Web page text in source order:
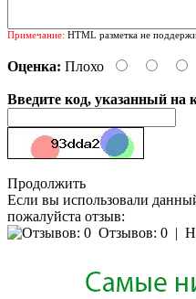
Примечание: HTML разметка не
Оценка: Плохо
Введите код, указанный на
Продолжить
Если вы использовали
пожалуйста отзыв:
Отзывов: 0 |